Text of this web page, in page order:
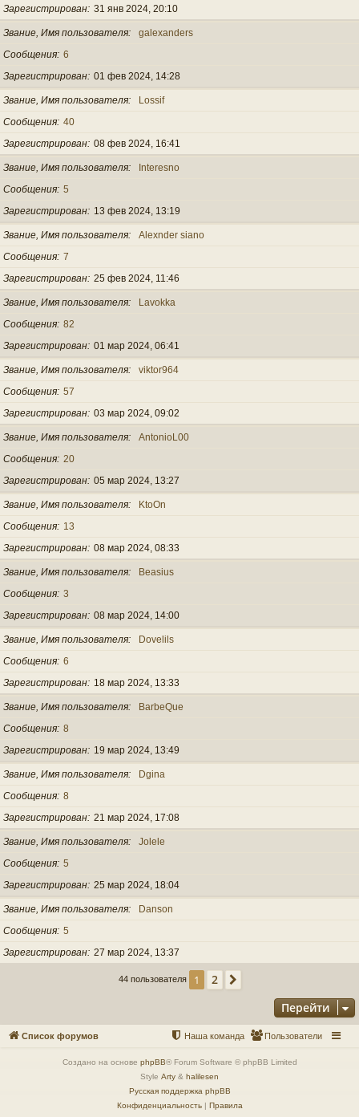
Зарегистрирован 31 янв 2024, 20:10
Звание, Имя пользователя
galexanders
Сообщения 6
Зарегистрирован 01 фев 2024, 14:28
Звание, Имя пользователя
Lossif
Сообщения 40
Зарегистрирован 08 фев 2024, 16:41
Звание, Имя пользователя
Interesno
Сообщения 5
Зарегистрирован
13 фев 2024, 13:19
Звание, Имя пользователя
Alexnder siano
Сообщения 7
Зарегистрирован 25 фев 2024, 11:46
Звание, Имя пользователя
Lavokka
Сообщения 82
Зарегистрирован 01 мар 2024, 06:41
Звание, Имя пользователя
viktor964
Сообщения 57
Зарегистрирован 03 мар 2024, 09:02
Звание, Имя пользователя
AntonioL00
Сообщения 20
Зарегистрирован 05 мар 2024, 13:27
Звание, Имя пользователя
KtoOn
Сообщения
13
Зарегистрирован 08 мар 2024, 08:33
Звание, Имя пользователя
Beasius
Сообщения 3
Зарегистрирован 08 мар 2024, 14:00
Звание, Имя пользователя
Dovelils
Сообщения 6
Зарегистрирован
18 мар 2024, 13:33
Звание, Имя пользователя
BarbeQue
Сообщения 8
Зарегистрирован
19 мар 2024, 13:49
Звание, Имя пользователя
Dgina
Сообщения 8
Зарегистрирован 21 мар 2024, 17:08
Звание, Имя пользователя
Jolele
Сообщения 5
Зарегистрирован 25 мар 2024, 18:04
Звание, Имя пользователя
Danson
Сообщения 5
Зарегистрирован 27 мар 2024, 13:37
44 пользователя 1 2
Перейти
Список форумов Пользователи
Наша команда
Создано на основе phpBB® Forum Software © phpBB Limited
Style Arty & halilesen
Русская поддержка phpBB
Конфиденциальность| Правила